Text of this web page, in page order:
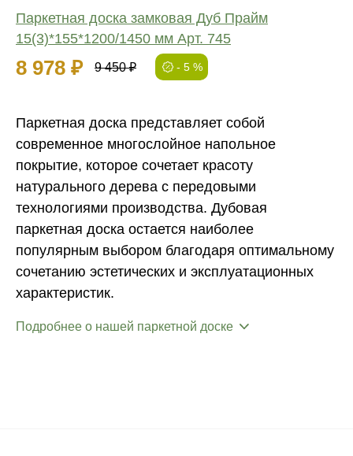
Паркетная доска замковая Дуб Прайм
15(3)*155*1200/1450 мм Арт. 745
8 978 ₽ 9 450 ₽ - 5 %
Паркетная доска представляет собой
современное многослойное напольное
покрытие, которое сочетает красоту
натурального дерева с передовыми
технологиями производства. Дубовая
паркетная доска остается наиболее
популярным выбором благодаря оптимальному
сочетанию эстетических и эксплуатационных
характеристик.
Подробнее о нашей паркетной доске